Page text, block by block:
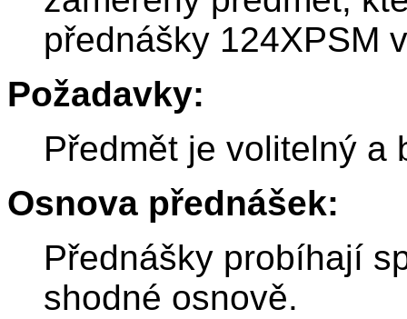
přednášky 124XPSM
Požadavky:
Předmět je volitelný a
Osnova přednášek:
Přednášky probíhají
shodné osnově.